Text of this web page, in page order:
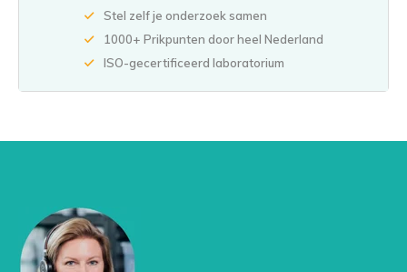
Stel zelf je onderzoek samen
1000+ Prikpunten door heel Nederland
ISO-gecertificeerd laboratorium